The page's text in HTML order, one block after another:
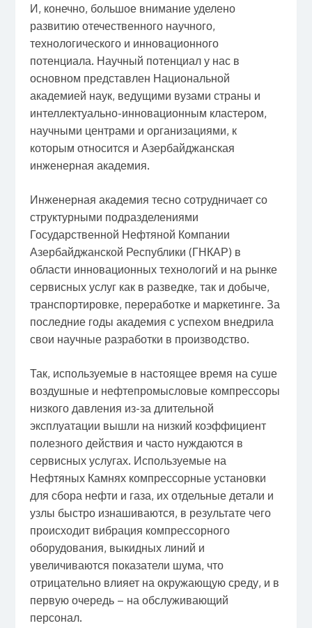
И, конечно, большое внимание уделено
развитию отечественного научного,
технологического и инновационного
потенциала. Научный потенциал у нас в
основном представлен Национальной
академией наук, ведущими вузами страны и
интеллектуально-инновационным кластером,
научными центрами и организациями, к
которым относится и Азербайджанская
инженерная академия.
Инженерная академия тесно сотрудничает со
структурными подразделениями
Государственной Нефтяной Компании
Азербайджанской Республики (ГНКАР) в
области инновационных технологий и на рынке
сервисных услуг как в разведке, так и добыче,
транспортировке, переработке и маркетинге. За
последние годы академия с успехом внедрила
свои научные разработки в производство.
Так, используемые в настоящее время на суше
воздушные и нефтепромысловые компрессоры
низкого давления из-за длительной
эксплуатации вышли на низкий коэффициент
полезного действия и часто нуждаются в
сервисных услугах. Используемые на
Нефтяных Камнях компрессорные установки
для сбора нефти и газа, их отдельные детали и
узлы быстро изнашиваются, в результате чего
происходит вибрация компрессорного
оборудования, выкидных линий и
увеличиваются показатели шума, что
отрицательно влияет на окружающую среду, и в
первую очередь – на обслуживающий
персонал.